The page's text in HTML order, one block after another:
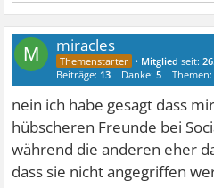
M miracles
• Mitglied seit:
Beiträge: 13 Danke:5
nein ich habe gesagt dass
hübscheren Freunde bei
während die anderen eher
dass sie nicht angegriffen